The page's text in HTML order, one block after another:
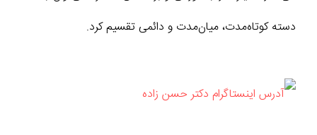
دسته کوتاه‌مدت، میان‌مدت و دائمی تقسیم کرد.